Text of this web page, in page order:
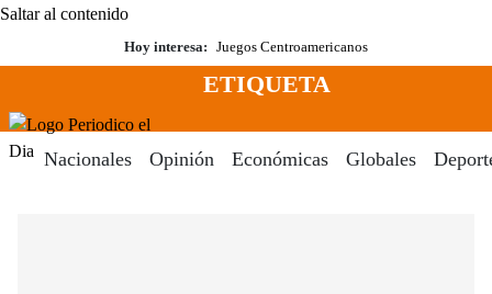
Saltar al contenido
Hoy interesa: Juegos Centroamericanos
Menú
ETIQUETA
Nacionales Opinión Económicas Globales